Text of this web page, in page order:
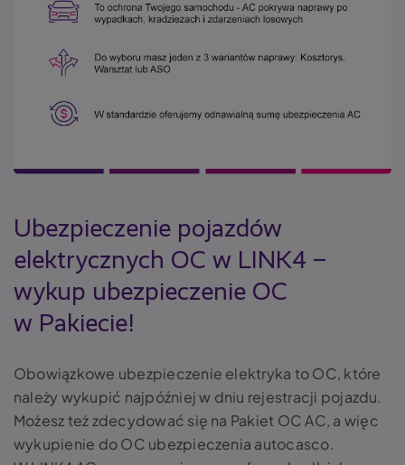
Ubezpieczenie pojazdów
elektrycznych OC w LINK4 –
wykup ubezpieczenie OC
w Pakiecie!
Obowiązkowe ubezpieczenie elektryka to OC, które
należy wykupić najpóźniej w dniu rejestracji pojazdu.
Możesz też zdecydować się na Pakiet OC AC, a więc
wykupienie do OC ubezpieczenia autocasco.